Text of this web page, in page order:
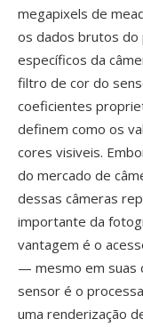
megapixels de
os dados brutos do
específicos da
filtro de cor do
coeficientes
definem como os
cores visiveis.
do mercado de
dessas câmeras
importante da
vantagem é o
— mesmo em suas
sensor é o
uma renderização